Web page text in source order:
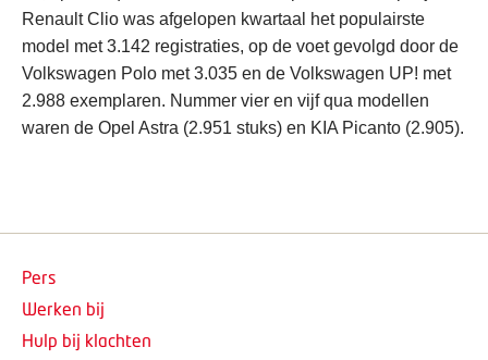
Renault Clio was afgelopen kwartaal het populairste
model met 3.142 registraties, op de voet gevolgd door de
Volkswagen Polo met 3.035 en de Volkswagen UP! met
2.988 exemplaren. Nummer vier en vijf qua modellen
waren de Opel Astra (2.951 stuks) en KIA Picanto (2.905).
Pers
Werken bij
Hulp bij klachten